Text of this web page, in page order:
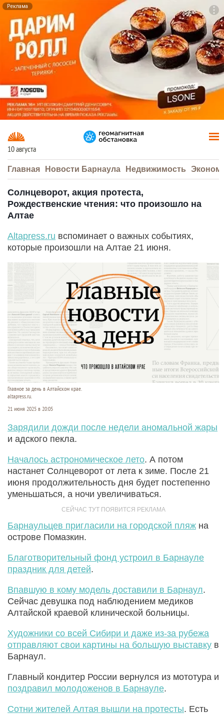
Реклама
10 августа
Главная Новости Барнаула Недвижимость
Солнцеворот, акция протеста,
Рождественские чтения: что произошло на
Алтае
Altapress.ru вспоминает о важных событиях,
которые произошли на Алтае 21 июня.
Главное за день в Алтайском крае.
altapress.ru.
21 июня 2025 в 20:05
Зарядили дожди после недели аномальной жары
и адского пекла.
Началось астрономическое лето. А потом
настанет Солнцеворот от лета к зиме. После 21
июня продолжительность дня будет постепенно
уменьшаться, а ночи увеличиваться.
Барнаульцев пригласили на городской пляж на
острове Помазкин.
Благотворительный фонд устроил в Барнауле
праздник для детей.
Впавшую в кому модель доставили в Барнаул.
Сейчас девушка под наблюдением медиков
Алтайской краевой клинической больницы.
Художники со всей Сибири и даже из-за рубежа
отправляют свои картины на большую выставку в
Барнаул.
Главный кондитер России вернулся из мототура и
поздравил молодоженов в Барнауле.
Сотни жителей Алтая вышли на протесты. Есть